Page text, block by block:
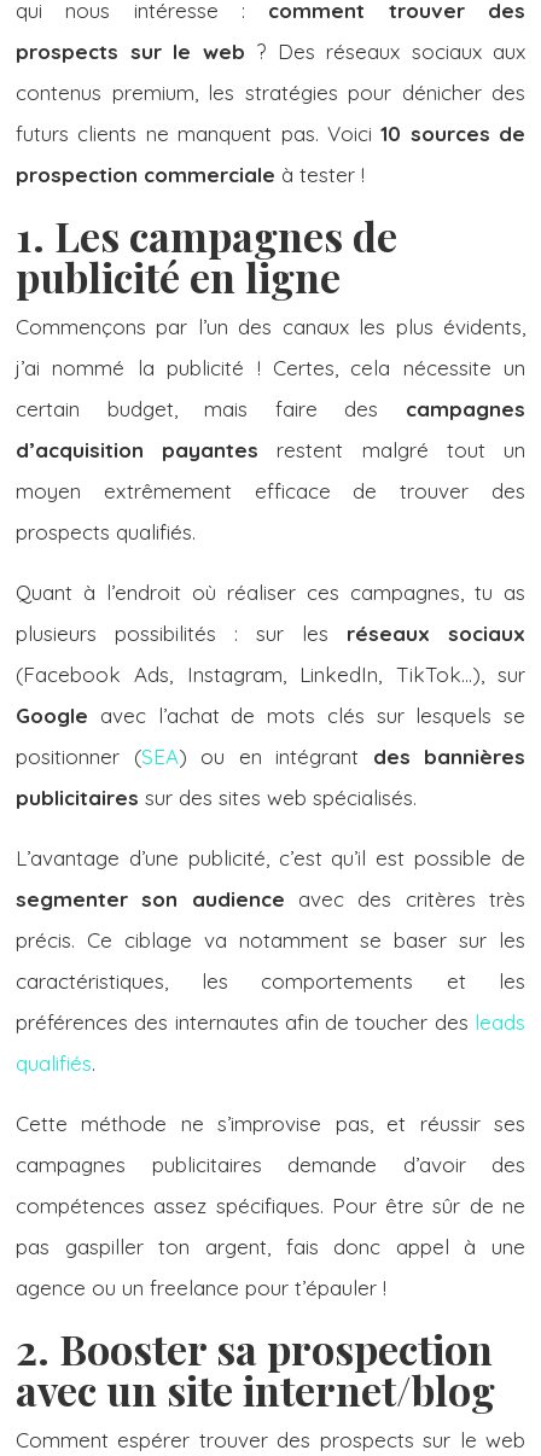
qui nous intéresse : comment trouver des
prospects sur le web ? Des réseaux sociaux aux
contenus premium, les stratégies pour dénicher des
futurs clients ne manquent pas. Voici10 sources de
prospection commerciale à tester !
1. Les campagnes de
publicité en ligne
Commençons par l’un des canaux les plus évidents,
j’ai nommé la publicité ! Certes, cela nécessite un
certain budget, mais faire des campagnes
d’acquisition payantes restent malgré tout un
moyen extrêmement efficace de trouver des
prospects qualifiés.
Quant à l’endroit où réaliser ces campagnes, tu as
plusieurs possibilités : sur les réseaux sociaux
(Facebook Ads, Instagram, LinkedIn, TikTok…), sur
Google avec l’achat de mots clés sur lesquels se
positionner (SEA) ou en intégrant des bannières
publicitaires sur des sites web spécialisés.
L’avantage d’une publicité, c’est qu’il est possible de
segmenter son audience avec des critères très
précis. Ce ciblage va notamment se baser sur les
caractéristiques, les comportements et les
préférences des internautes afin de toucher des leads
qualifiés.
Cette méthode ne s’improvise pas, et réussir ses
campagnes publicitaires demande d’avoir des
compétences assez spécifiques. Pour être sûr de ne
pas gaspiller ton argent, fais donc appel à une
agence ou un freelance pour t’épauler !
2. Booster sa prospection
avec un site internet/blog
Comment espérer trouver des prospects sur le web